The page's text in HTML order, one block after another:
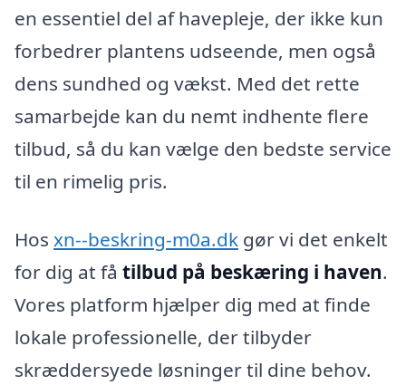
en essentiel del af havepleje, der ikke kun
forbedrer plantens udseende, men også
dens sundhed og vækst. Med det rette
samarbejde kan du nemt indhente flere
tilbud, så du kan vælge den bedste service
til en rimelig pris.
Hos xn--beskring-m0a.dk gør vi det enkelt
for dig at få tilbud på beskæring i haven.
Vores platform hjælper dig med at finde
lokale professionelle, der tilbyder
skræddersyede løsninger til dine behov.